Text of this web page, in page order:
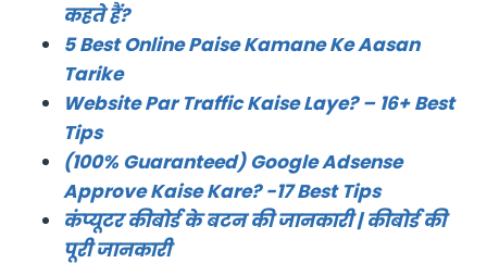
कहते हैं?
5 Best Online Paise Kamane Ke Aasan
Tarike
Website Par Traffic Kaise Laye? – 16+ Best
Tips
(100% Guaranteed) Google Adsense
Approve Kaise Kare? -17 Best Tips
कंप्यूटर कीबोर्ड के बटन की जानकारी | कीबोर्ड की
पूरी जानकारी